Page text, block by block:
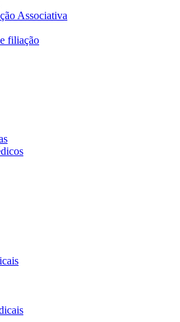
Associativa
filiação